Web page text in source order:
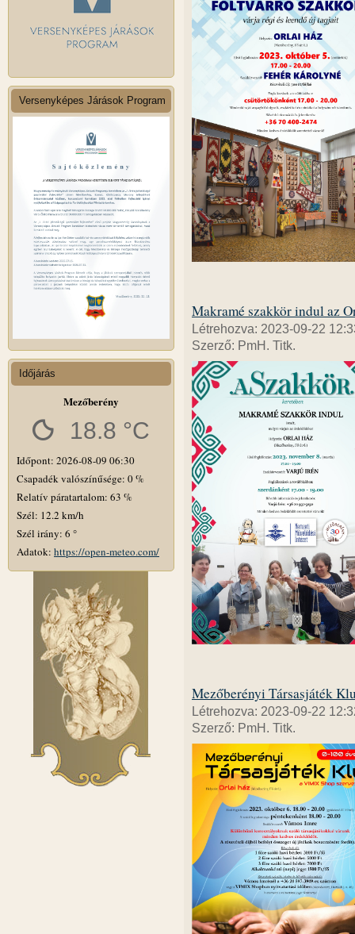
Versenyképes Járások Program
Időjárás
Mezőberény
18.8 °C
Időpont: 2026-08-09 06:30
Csapadék valószínűsége: 0 %
Relatív páratartalom: 63 %
Szél: 12.2 km/h
Szél irány: 6 °
Adatok: https://open-meteo.com/
Makramé szakkör indul az
Létrehozva: 2023-09-22
Szerző: PmH. Titk.
Mezőberényi Társasjáték
Létrehozva: 2023-09-22
Szerző: PmH. Titk.